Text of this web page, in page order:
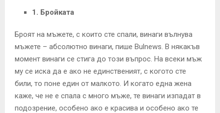
1. Бройката
Броят на мъжете, с които сте спали, винаги вълнува
мъжете – абсолютно винаги, пише Bulnews. В някакъв
момент винаги се стига до този въпрос. На всеки мъж
му се иска да е ако не единственият, с когото сте
били, то поне един от малкото. И когато една жена
каже, че не е спала с много мъже, те винаги изпадат в
подозрение, особено ако е красива и особено ако те